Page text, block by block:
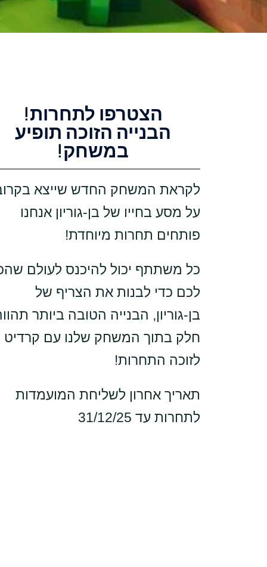
הצטרפו לתחרות!
הבנייה הזוכה תופיע
במשחק!
לקראת המשחק החדש שייצא
על מסע בחייו של בן-גוריון אנחנו
פותחים תחרות מיוחדת!
כל משתתף יכול להיכנס לעולם
לכם כדי לבנות את הצריף של
בן-גוריון, הבנייה הטובה ביותר
חלק בתוך המשחק שלנו עם קרדיט
לזוכה התחרות!
תאריך אחרון לשליחת המועמדות
לתחרות עד 31/12/25